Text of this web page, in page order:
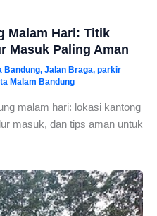
Malam Hari: Titik
Masuk Paling Aman
Bandung, Jalan Braga, parkir
Malam Bandung
malam hari: lokasi kantong
masuk, dan tips aman untuk